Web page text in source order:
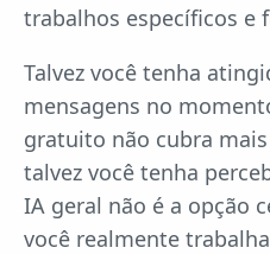
trabalhos específicos e
Talvez você tenha
mensagens no
gratuito não cubra
talvez você tenha
IA geral não é a opção
você realmente